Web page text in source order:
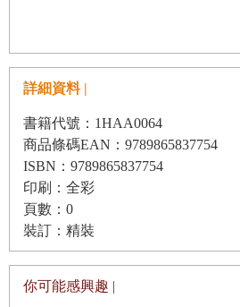
會。
作者羅蘭‧英格斯‧懷德（Laura
年，她從兩歲開始，便跟隨父母四處
西部墾拓生活。羅蘭一家人一路從威
州，後來又遷移到明尼蘇達州，最後
Territory）。每到一處居所，他們都
足，全家人的生活完全仰賴「爸」砍
及「媽」艱辛持家打理一切，一有
便可能陷入掙扎。年幼的羅蘭從旁看
詳細資料 |
書籍代號：1HAA0064
商品條碼EAN：9789865837754
ISBN：9789865837754
印刷：全彩
頁數：0
裝訂：精裝
你可能感興趣 |